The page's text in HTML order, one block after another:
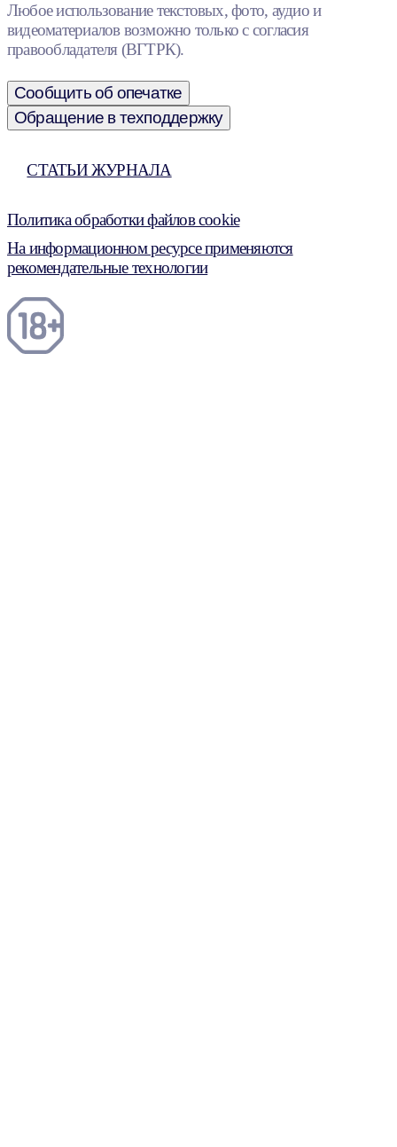
Любое использование текстовых, фото, аудио и
видеоматериалов возможно только с согласия
правообладателя (ВГТРК).
Сообщить об опечатке
Обращение в техподдержку
СТАТЬИ ЖУРНАЛА
Политика обработки файлов cookie
На информационном ресурсе применяются
рекомендательные технологии